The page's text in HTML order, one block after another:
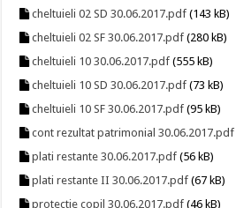
cheltuieli 02 SD 30.06.2017.pdf (143 kB)
cheltuieli 02 SF 30.06.2017.pdf (280 kB)
cheltuieli 10 30.06.2017.pdf (555 kB)
cheltuieli 10 SD 30.06.2017.pdf (73 kB)
cheltuieli 10 SF 30.06.2017.pdf (95 kB)
cont rezultat patrimonial 30.06.2017.pdf
plati restante 30.06.2017.pdf (56 kB)
plati restante II 30.06.2017.pdf (67 kB)
protectie copil 30.06.2017.pdf (46 kB)